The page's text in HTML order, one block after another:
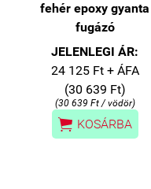
fehér epoxy gyanta
fugázó
JELENLEGI ÁR:
24 125 Ft + ÁFA
(30 639 Ft)
(30 639 Ft / vödör)
 KOSÁRBA